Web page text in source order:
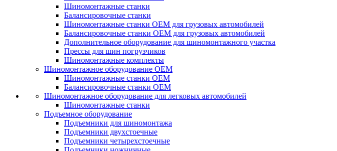
Шиномонтажные станки
Балансировочные станки
Шиномонтажные станки ОЕМ для грузовых автомобилей
Балансировочные станки ОЕМ для грузовых автомобилей
Дополнительное оборудование для шиномонтажного участка
Прессы для шин погрузчиков
Шиномонтажные комплекты
Шиномонтажное оборудование ОЕМ
Шиномонтажные станки ОЕМ
Балансировочные станки ОЕМ
Шиномонтажное оборудование для легковых автомобилей
Шиномонтажные станки
Подъемное оборудование
Подъемники для шиномонтажа
Подъемники двухстоечные
Подъемники четырехстоечные